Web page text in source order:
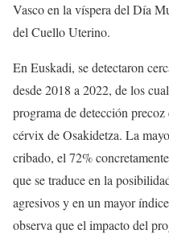
Vasco en la víspera del Día
del Cuello Uterino.
En Euskadi, se detectaron
desde 2018 a 2022, de los
programa de detección
cérvix de Osakidetza. La
cribado, el 72%
que se traduce en la
agresivos y en un mayor
observa que el impacto del